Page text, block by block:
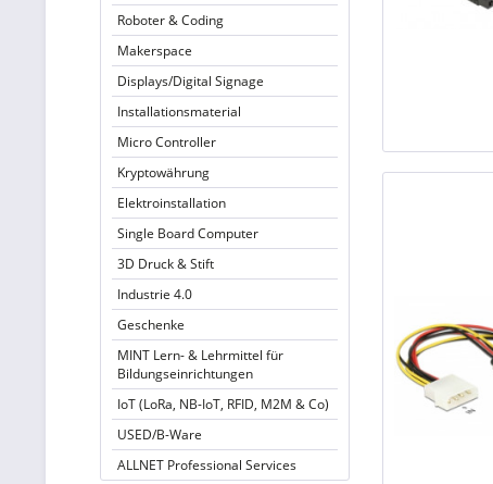
Roboter & Coding
Makerspace
Displays/Digital Signage
Installationsmaterial
Micro Controller
Kryptowährung
Elektroinstallation
Single Board Computer
3D Druck & Stift
Industrie 4.0
Geschenke
MINT Lern- & Lehrmittel für
Bildungseinrichtungen
IoT (LoRa, NB-IoT, RFID, M2M & Co)
USED/B-Ware
ALLNET Professional Services